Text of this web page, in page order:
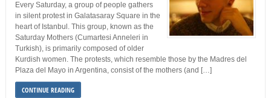
Every Saturday, a group of people gathers
in silent protest in Galatasaray Square in the
heart of Istanbul. This group, known as the
Saturday Mothers (Cumartesi Anneleri in
Turkish), is primarily composed of older
Kurdish women. The protests, which resemble those by the Madres del
Plaza del Mayo in Argentina, consist of the mothers (and […]
CONTINUE READING